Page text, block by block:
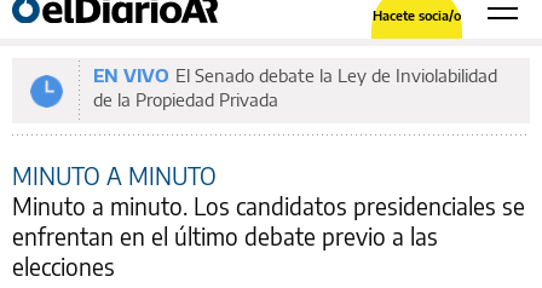
Hacete socia/o
EN VIVO El Senado debate la Ley de Inviolabilidad
de la Propiedad Privada
MINUTO A MINUTO
Minuto a minuto. Los candidatos presidenciales se
enfrentan en el último debate previo a las
elecciones